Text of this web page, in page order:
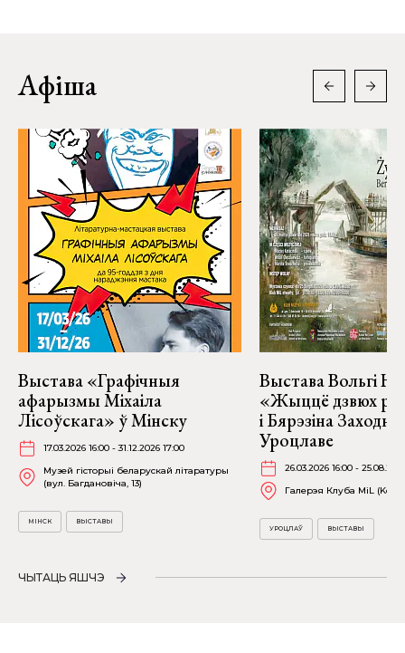
Афіша
Выстава «Графічныя
афарызмы Міхаіла
Лісоўскага» ў Мінску
17.03.2026 16:00 - 31.12.2026 17:00
Музей гісторыі беларускай літаратуры
(вул. Багдановіча, 13)
МІНСК ВЫСТАВЫ
Выстава Вольгі
«Жыццё дзвюх
і Бярэзіна
Уроцлаве
26.03.2026 16:00 -
Галерэя Клуба MiL
УРОЦЛАЎ ВЫСТАВЫ
ЧЫТАЦЬ ЯШЧЭ